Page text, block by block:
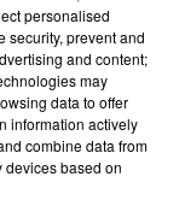
personalised
security, prevent and
and content;
may
data to offer
information actively
combine data from
devices based on